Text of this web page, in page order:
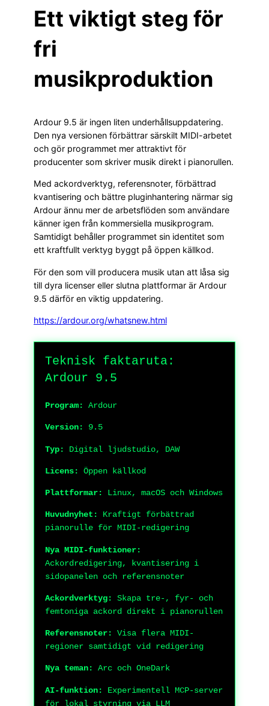
Ett viktigt steg för
fri
musikproduktion
Ardour 9.5 är ingen liten underhållsuppdatering.
Den nya versionen förbättrar särskilt MIDI-arbetet
och gör programmet mer attraktivt för
producenter som skriver musik direkt i pianorullen.
Med ackordverktyg, referensnoter, förbättrad
kvantisering och bättre pluginhantering närmar sig
Ardour ännu mer de arbetsflöden som användare
känner igen från kommersiella musikprogram.
Samtidigt behåller programmet sin identitet som
ett kraftfullt verktyg byggt på öppen källkod.
För den som vill producera musik utan att låsa sig
till dyra licenser eller slutna plattformar är Ardour
9.5 därför en viktig uppdatering.
https://ardour.org/whatsnew.html
Teknisk faktaruta:
Ardour 9.5
Program: Ardour
Version: 9.5
Typ: Digital ljudstudio, DAW
Licens: Öppen källkod
Plattformar: Linux, macOS och Windows
Huvudnyhet:
Kraftigt förbättrad
pianorulle för MIDI-redigering
Nya MIDI-funktioner:
Ackordredigering, kvantisering i
sidopanelen och referensnoter
Ackordverktyg:
Skapa tre-, fyr- och
femtoniga ackord direkt i pianorullen
Referensnoter:
Visa flera MIDI-
regioner samtidigt vid redigering
Nya teman: Arc och OneDark
AI-funktion:
Experimentell MCP-server
för lokal styrning via LLM